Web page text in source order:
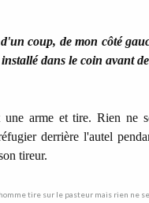
coup, de mon côté
dans le coin avant
une arme et tire. Rien ne
derrière l'autel
tireur.